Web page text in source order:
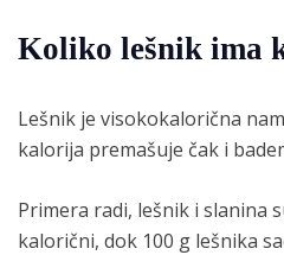
Koliko lešnik ima
Lešnik je visokokalorična
kalorija premašuje čak i
Primera radi, lešnik i slanina
kalorični, dok 100 g lešnika